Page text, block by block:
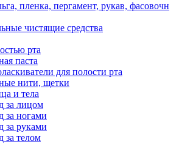
пленка, пергамент, рукав, фасовочн
чистящие средства
рта
паста
для полости рта
нити, щетки
и тела
за лицом
за ногами
за руками
за телом